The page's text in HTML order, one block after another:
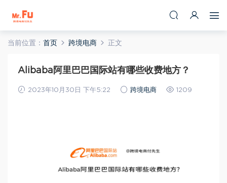
当前位置： 首页 跨境电商 正文
Alibaba阿里巴巴国际站有哪些收费地方？
2023年10月30日 下午5:22 跨境电商 1209